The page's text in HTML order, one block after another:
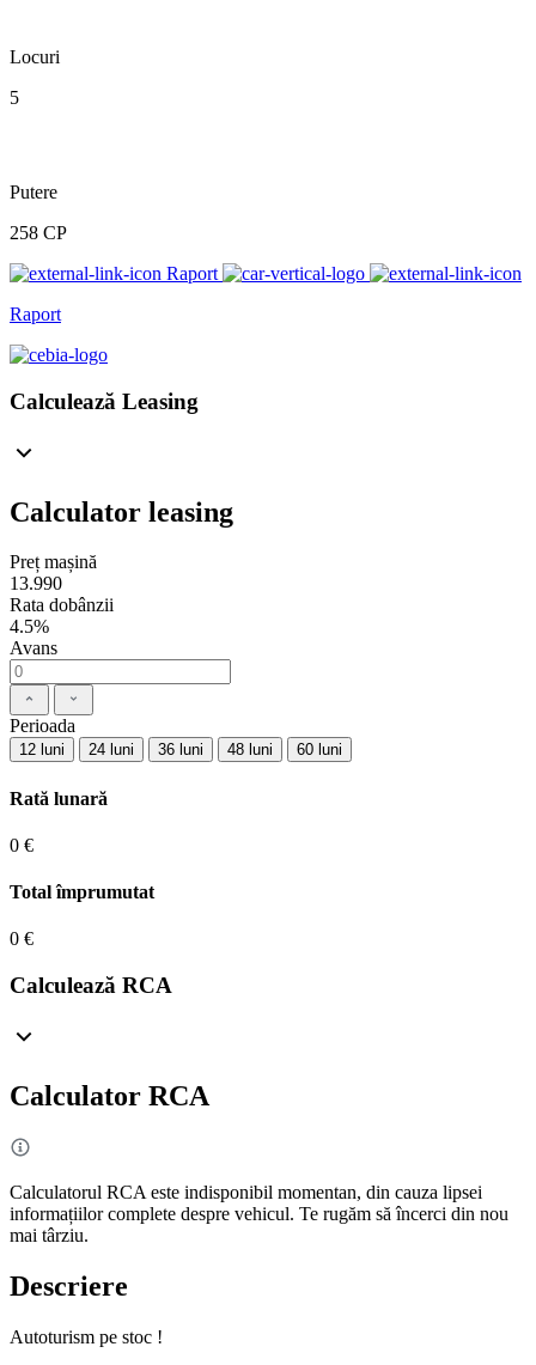
Locuri
5
Putere
258 CP
Raport
Raport
Calculează Leasing
Calculator leasing
Preț mașină
13.990
Rata dobânzii
4.5%
Avans
Perioada
12 luni 24 luni 36 luni 48 luni 60 luni
Rată lunară
0 €
Total împrumutat
0 €
Calculează RCA
Calculator RCA
Calculatorul RCA este indisponibil momentan, din cauza lipsei
informațiilor complete despre vehicul. Te rugăm să încerci din nou
mai târziu.
Descriere
Autoturism pe stoc !